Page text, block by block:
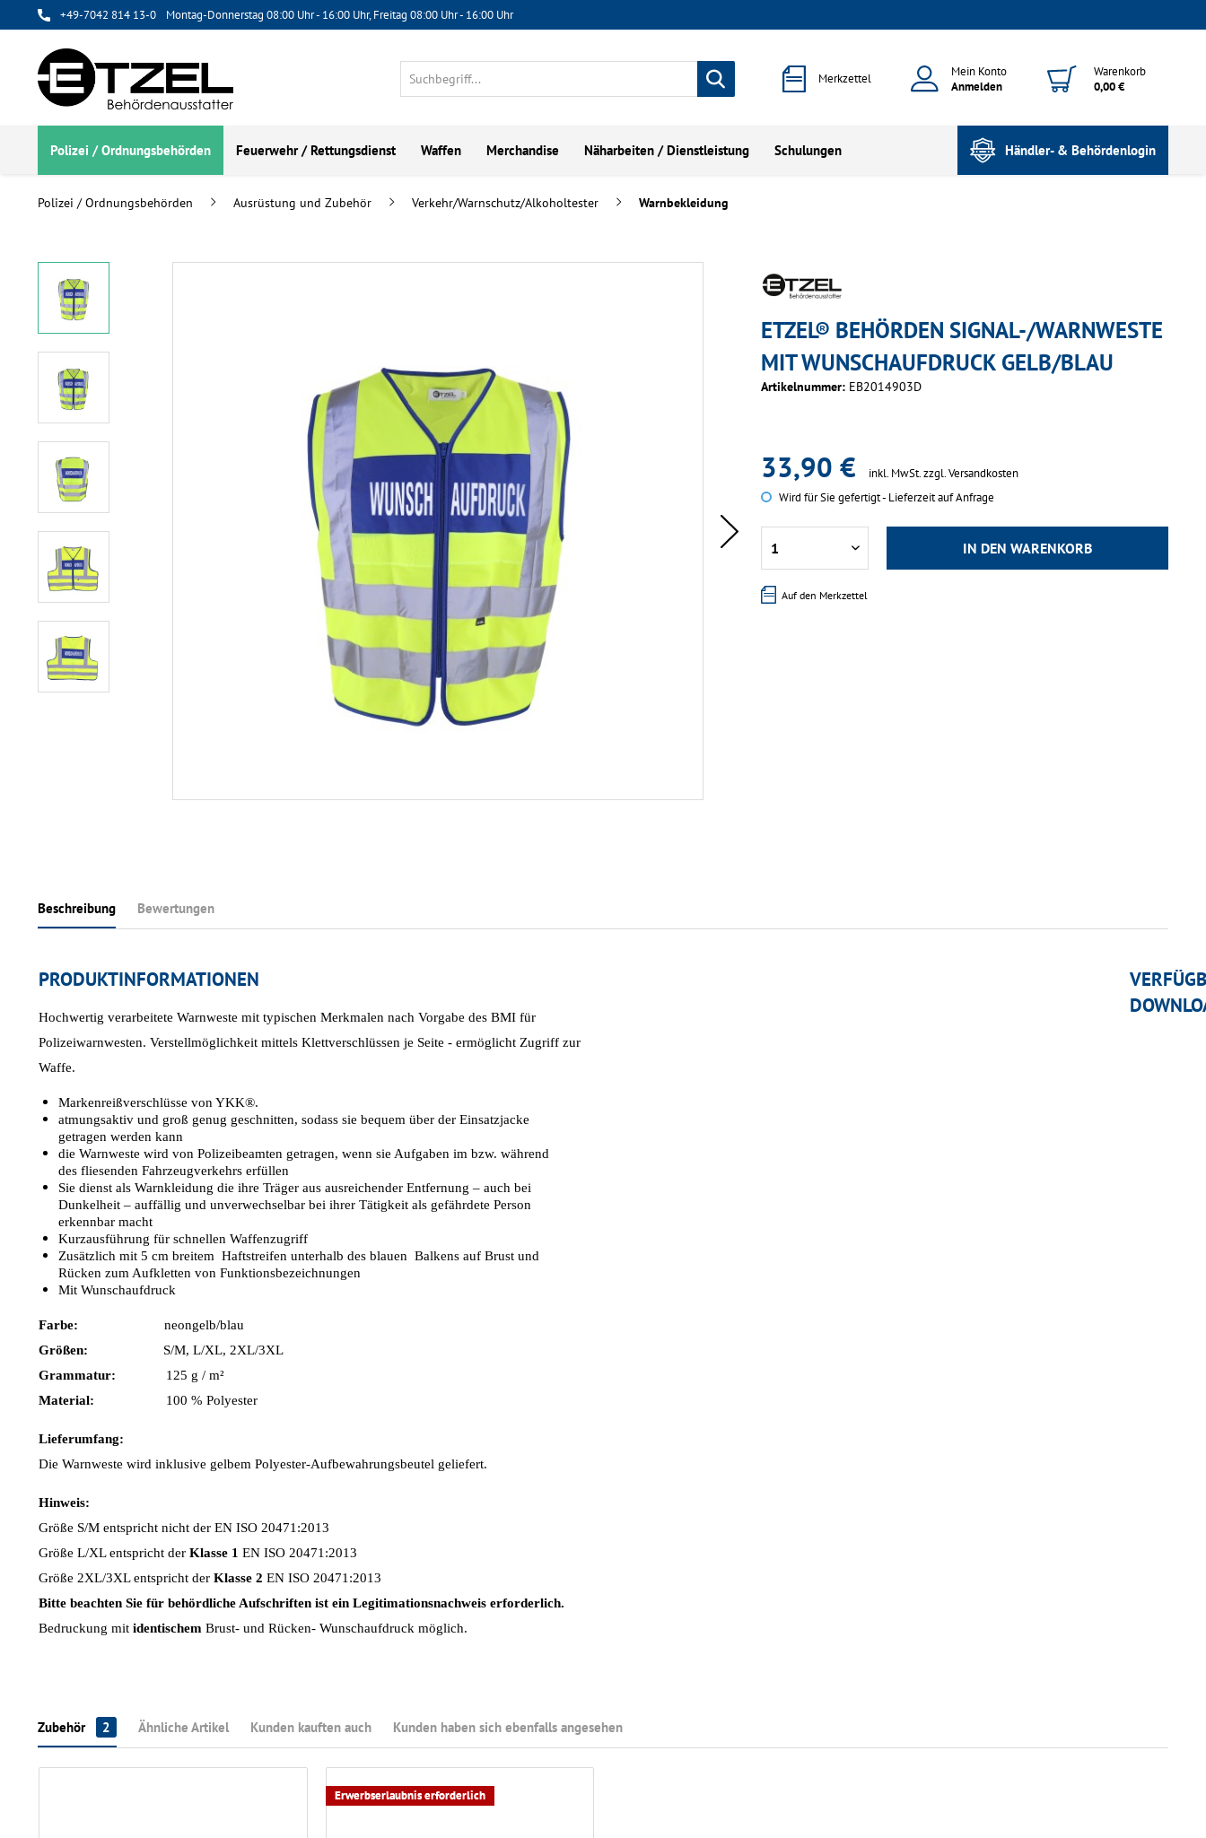
+49-7042 814 13-0 Montag-Donnerstag 08:00 Uhr - 16:00 Uhr, Freitag 08:00 Uhr - 16:00 Uhr
Merkzettel
Mein Konto
Anmelden
Warenkorb
0,00 €
Polizei / Ordnungsbehörden Feuerwehr / Rettungsdienst Waffen Merchandise Näharbeiten / Dienstleistung Schulungen Händler- & Behördenlogin
Polizei / Ordnungsbehörden Ausrüstung und Zubehör Verkehr/Warnschutz/Alkoholtester Warnbekleidung
ETZEL® BEHÖRDEN SIGNAL-/WARNWESTE
MIT WUNSCHAUFDRUCK GELB/BLAU
Artikelnummer: EB2014903D
33,90 € inkl. MwSt.zzgl. Versandkosten
Wird für Sie gefertigt - Lieferzeit auf Anfrage
IN DEN WARENKORB
Auf den Merkzettel
Beschreibung Bewertungen
PRODUKTINFORMATIONEN
Hochwertig verarbeitete Warnweste mit typischen Merkmalen nach Vorgabe des BMI für
Polizeiwarnwesten. Verstellmöglichkeit mittels Klettverschlüssen je Seite - ermöglicht Zugriff zur
Waffe.
Markenreißverschlüsse von YKK®.
atmungsaktiv und groß genug geschnitten, sodass sie bequem über der Einsatzjacke
getragen werden kann
die Warnweste wird von Polizeibeamten getragen, wenn sie Aufgaben im bzw. während
des fliesenden Fahrzeugverkehrs erfüllen
Sie dienst als Warnkleidung die ihre Träger aus ausreichender Entfernung – auch bei
Dunkelheit – auffällig und unverwechselbar bei ihrer Tätigkeit als gefährdete Person
erkennbar macht
Kurzausführung für schnellen Waffenzugriff
Zusätzlich mit 5 cm breitem Haftstreifen unterhalb des blauen Balkens auf Brust und
Rücken zum Aufkletten von Funktionsbezeichnungen
Mit Wunschaufdruck
Farbe:
neongelb/blau
Größen:
S/M, L/XL, 2XL/3XL
Grammatur:
125 g / m²
Material:
100 % Polyester
Lieferumfang:
Die Warnweste wird inklusive gelbem Polyester-Aufbewahrungsbeutel geliefert.
Hinweis:
Größe S/M entspricht nicht der EN ISO 20471:2013
Größe L/XL entspricht der Klasse 1 EN ISO 20471:2013
Größe 2XL/3XL entspricht der Klasse 2 EN ISO 20471:2013
Bitte beachten Sie für behördliche Aufschriften ist ein Legitimationsnachweis erforderlich.
Bedruckung mit identischem Brust- und Rücken- Wunschaufdruck möglich.
Zubehör 2 Ähnliche Artikel Kunden kauften auch Kunden haben sich ebenfalls angesehen
Erwerbserlaubnis erforderlich